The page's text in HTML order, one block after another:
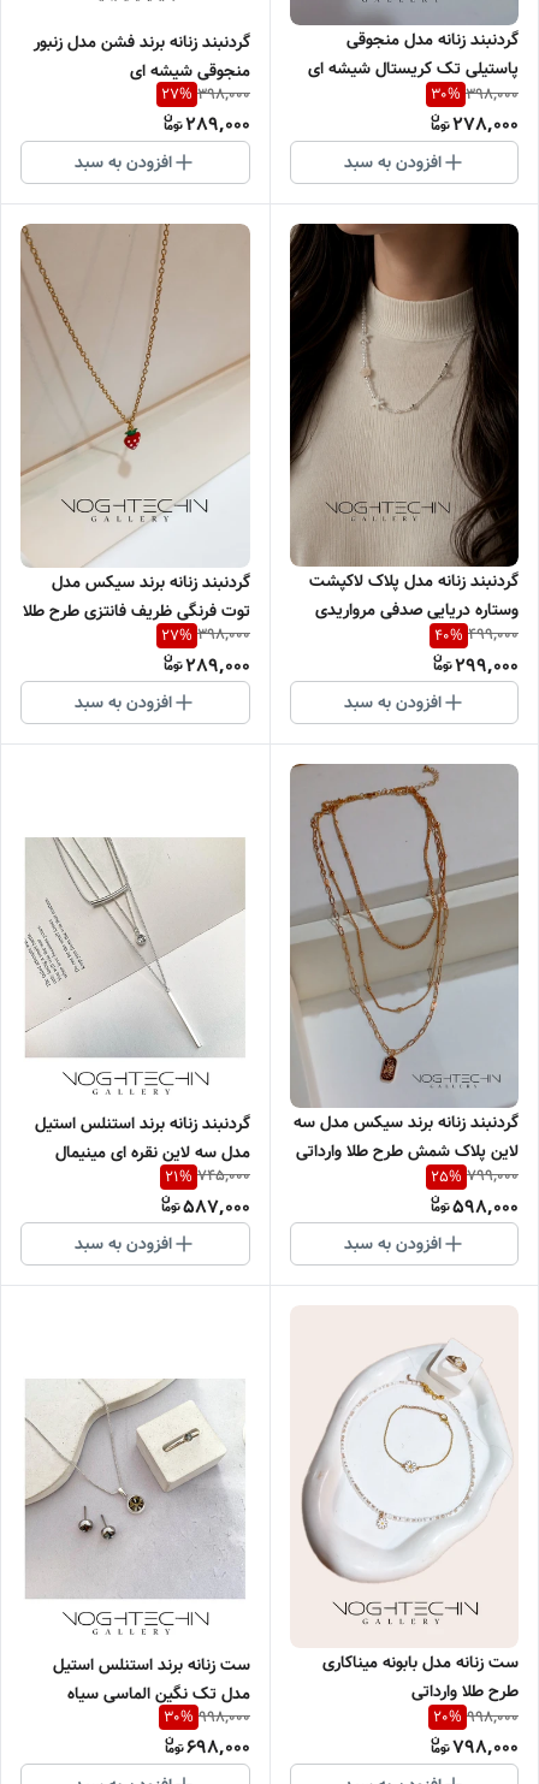
گردنبند زنانه مدل منجوقی
پاستیلی تک کریستال شیشه ای
398,000
30%
278,000
افزودن به سبد
گردنبند زنانه برند فشن مدل زنبور
منجوقی شیشه ای
398,000
27%
289,000
افزودن به سبد
گردنبند زنانه مدل پلاک لاکپشت
وستاره دریایی صدفی مرواریدی
499,000
40%
299,000
افزودن به سبد
گردنبند زنانه برند سیکس مدل
توت فرنگی ظریف فانتزی طرح طلا
وارداتی
398,000
27%
289,000
افزودن به سبد
گردنبند زنانه برند سیکس مدل سه
لاین پلاک شمش طرح طلا وارداتی
799,000
25%
598,000
افزودن به سبد
گردنبند زنانه برند استنلس استیل
مدل سه لاین نقره ای مینیمال
وارداتی
745,000
21%
587,000
افزودن به سبد
ست زنانه مدل بابونه میناکاری
طرح طلا وارداتی
998,000
20%
798,000
ست زنانه برند استنلس استیل
مدل تک نگین الماسی سیاه
وارداتی
998,000
30%
698,000